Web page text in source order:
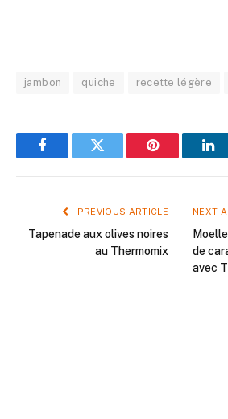
jambon quiche recette légère
FacebookTwitter Pinterest
PREVIOUS ARTICLE
Tapenade aux olives noires
au Thermomix
NEXT
de
avec